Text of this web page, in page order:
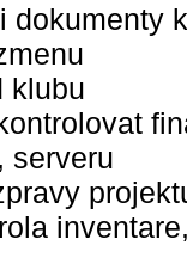
dokumenty
klubu
serveru